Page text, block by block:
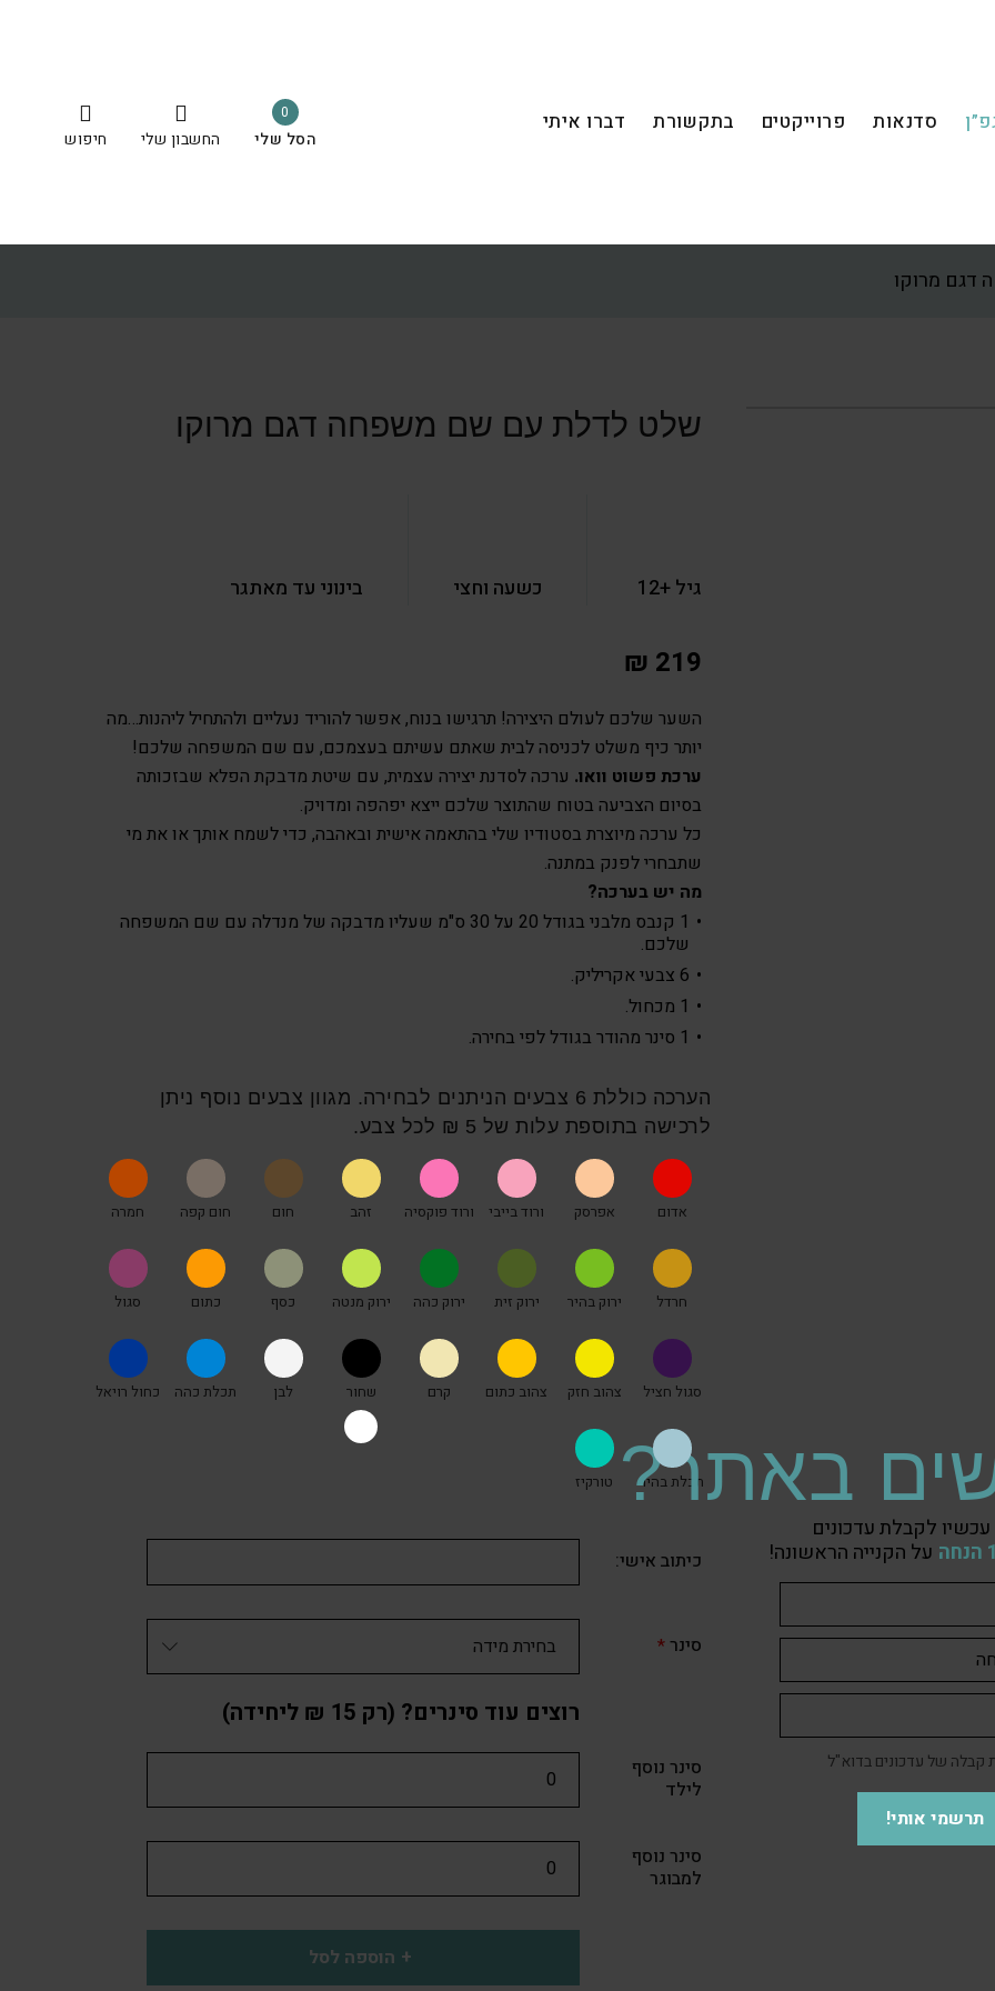
סדנאות פרוייקטים בתקשורת דברו איתי 0
הסל שלי החשבון שלי חיפוש
מרוקו
שלט לדלת עם שם משפחה דגם מרוקו
גיל +12 כשעה וחצי בינוני עד מאתגר
₪ 219
השער שלכם לעולם היצירה! תרגישו בנוח, אפשר להוריד נעליים ולהתחיל ליהנות…מה
יותר כיף משלט לכניסה לבית שאתם עשיתם בעצמכם, עם שם המשפחה שלכם!
ערכת פשוט וואו. ערכה לסדנת יצירה עצמית, עם שיטת מדבקת הפלא שבזכותה
בסיום הצביעה בטוח שהתוצר שלכם ייצא יפהפה ומדויק.
כל ערכה מיוצרת בסטודיו שלי בהתאמה אישית ובאהבה, כדי לשמח אותך או את מי
שתבחרי לפנק במתנה.
מה יש בערכה?
1 קנבס מלבני בגודל 20 על 30 ס"מ שעליו מדבקה של מנדלה עם שם המשפחה
שלכם.
6 צבעי אקריליק.
1 מכחול.
1 סינר מהודר בגודל לפי בחירה.
הערכה כוללת 6 צבעים הניתנים לבחירה. מגוון צבעים נוסף ניתן
לרכישה בתוספת עלות של 5 ₪ לכל צבע.
אדום אפרסק ורוד בייבי ורוד פוקסיה זהב חום חום קפה חמרה
חרדל ירוק בהיר ירוק זית ירוק כהה ירוק מנטה כסף כתום סגול
סגול חציל צהוב חזק צהוב כתום קרם שחור לבן תכלת כהה כחול רויאל
תכלת בהיר טורקיז
כיתוב אישי:
סינר*
רוצים עוד סינרים? (רק 15 ₪ ליחידה)
סינר נוסף
לילד
סינר נוסף
למבוגר
הוספה לסל
באתר?
לקבלת עדכונים
על הקנייה הראשונה!
של עדכונים בדוא"ל
תרשמי אותי!